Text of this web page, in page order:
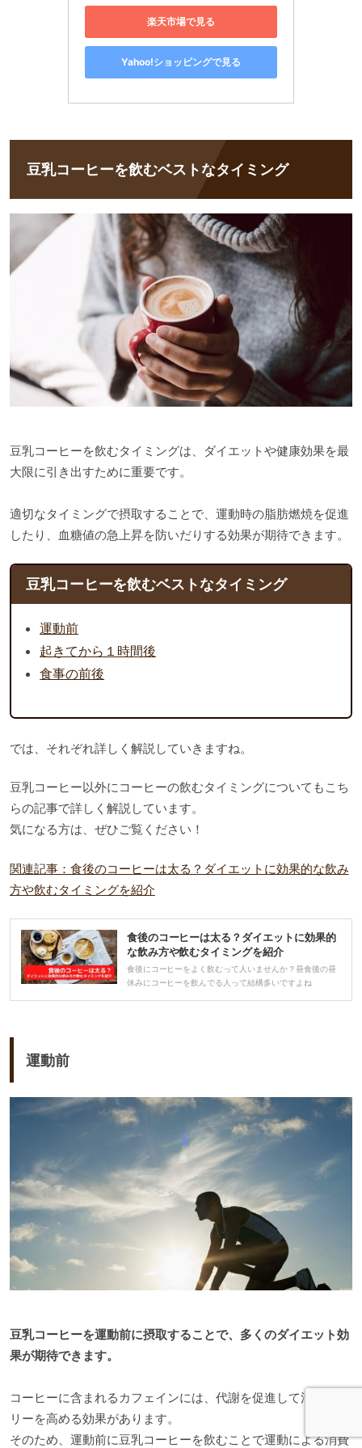
楽天市場で見る
Yahoo!ショッピングで見る
豆乳コーヒーを飲むベストなタイミング
豆乳コーヒーを飲むタイミングは、ダイエットや健康効果を最
大限に引き出すために重要です。
適切なタイミングで摂取することで、運動時の脂肪燃焼を促進
したり、血糖値の急上昇を防いだりする効果が期待できます。
豆乳コーヒーを飲むベストなタイミング
運動前
起きてから１時間後
食事の前後
では、それぞれ詳しく解説していきますね。
豆乳コーヒー以外にコーヒーの飲むタイミングについてもこち
らの記事で詳しく解説しています。
気になる方は、ぜひご覧ください！
関連記事：食後のコーヒーは太る？ダイエットに効果的な飲み
方や飲むタイミングを紹介
食後のコーヒーは太る？ダイエットに効果的
な飲み方や飲むタイミングを紹介
食後にコーヒーをよく飲むって人いませんか？昼食後の昼
休みにコーヒーを飲んでる人って結構多いですよね
運動前
豆乳コーヒーを運動前に摂取することで、多くのダイエット効
果が期待できます。
コーヒーに含まれるカフェインには、代謝を促進して消費カロ
リーを高める効果があります。
そのため、運動前に豆乳コーヒーを飲むことで運動による消費